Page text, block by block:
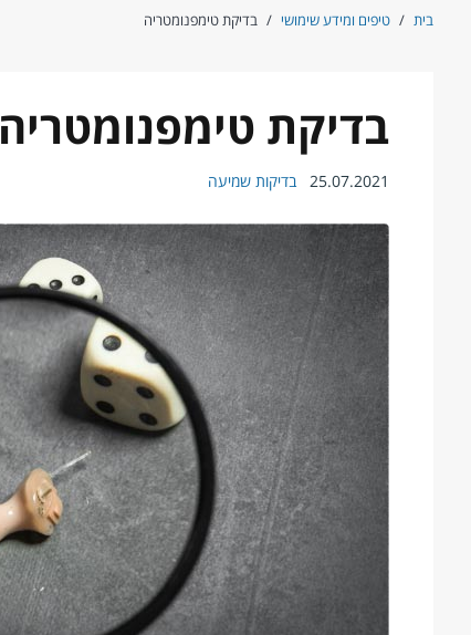
בית / טיפים ומידע שימושי / בדיקת טימפנומטריה
בדיקת טימפנומטריה
25.07.2021 בדיקות שמיעה